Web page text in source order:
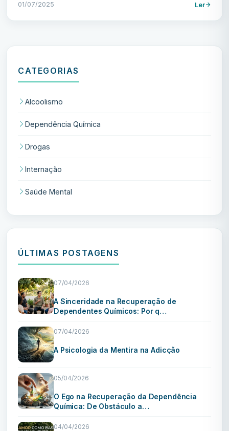
01/07/2025 Ler
CATEGORIAS
Alcoolismo
Dependência Química
Drogas
Internação
Saúde Mental
ÚLTIMAS POSTAGENS
07/04/2026
A Sinceridade na Recuperação de
Dependentes Químicos: Por q…
07/04/2026
A Psicologia da Mentira na Adicção
05/04/2026
O Ego na Recuperação da Dependência
Química: De Obstáculo a…
04/04/2026